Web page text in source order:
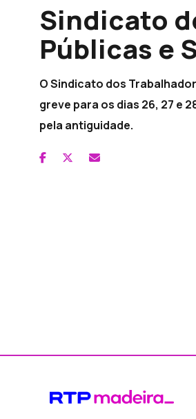
Sindicato
Públicas e
O Sindicato dos
greve para os dias 26, 27 e
pela antiguidade.